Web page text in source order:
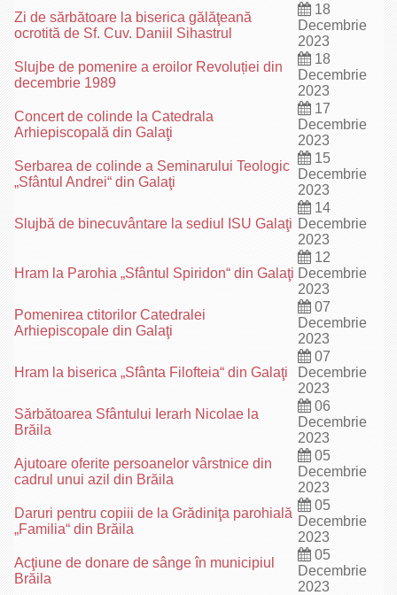
Zi de sărbătoare la biserica gălăţeană
ocrotită de Sf. Cuv. Daniil Sihastrul
18
Decembrie
2023
Slujbe de pomenire a eroilor Revoluției din
decembrie 1989
18
Decembrie
2023
Concert de colinde la Catedrala
Arhiepiscopală din Galaţi
17
Decembrie
2023
Serbarea de colinde a Seminarului Teologic
„Sfântul Andrei“ din Galaţi
15
Decembrie
2023
Slujbă de binecuvântare la sediul ISU Galaţi
14
Decembrie
2023
Hram la Parohia „Sfântul Spiridon“ din Galaţi
12
Decembrie
2023
Pomenirea ctitorilor Catedralei
Arhiepiscopale din Galaţi
07
Decembrie
2023
Hram la biserica „Sfânta Filofteia“ din Galaţi
07
Decembrie
2023
Sărbătoarea Sfântului Ierarh Nicolae la
Brăila
06
Decembrie
2023
Ajutoare oferite persoanelor vârstnice din
cadrul unui azil din Brăila
05
Decembrie
2023
Daruri pentru copiii de la Grădiniţa parohială
„Familia“ din Brăila
05
Decembrie
2023
Acţiune de donare de sânge în municipiul
Brăila
05
Decembrie
2023